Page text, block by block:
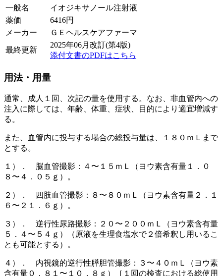
一般名
イオジキサノール注射液
薬価
6416円
メーカー
ＧＥヘルスケアファーマ
最終更新
2025年06月改訂(第4版)
添付文書のPDFはこちら
用法・用量
通常、成人１回、次記の量を使用する。なお、非血管内への
注入に際しては、年齢、体重、症状、目的により適宜増減す
る。
また、血管内に投与する場合の総投与量は、１８０ｍＬまで
とする。
１）． 脳血管撮影：４〜１５ｍＬ（ヨウ素含有量１．０
８〜４．０５ｇ）。
２）． 四肢血管撮影：８〜８０ｍＬ（ヨウ素含有量２．１
６〜２１．６ｇ）。
３）． 逆行性尿路撮影：２０〜２００ｍＬ（ヨウ素含有量
５．４〜５４ｇ）（原液を生理食塩水で２倍希釈し用いるこ
とも可能とする）。
４）． 内視鏡的逆行性膵胆管撮影：３〜４０ｍＬ（ヨウ素
含有量０．８１〜１０．８ｇ）［１回の検査における総使用